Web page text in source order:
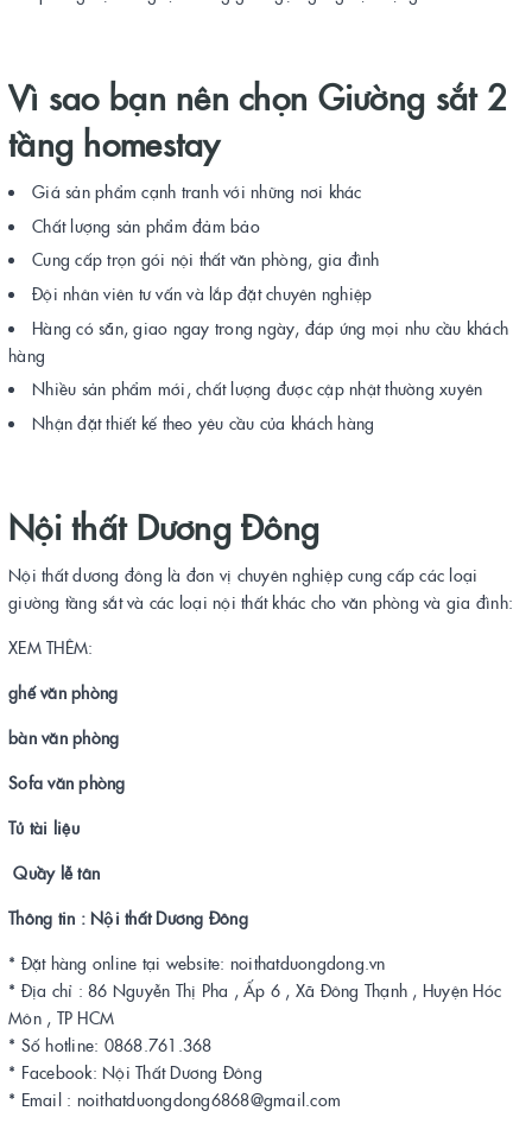
Vì sao bạn nên chọn Giường sắt 2
tầng homestay
Giá sản phẩm cạnh tranh với những nơi khác
Chất lượng sản phẩm đảm bảo
Cung cấp trọn gói nội thất văn phòng, gia đình
Đội nhân viên tư vấn và lắp đặt chuyên nghiệp
Hàng có sẵn, giao ngay trong ngày, đáp ứng mọi nhu cầu khách
hàng
Nhiều sản phẩm mới, chất lượng được cập nhật thường xuyên
Nhận đặt thiết kế theo yêu cầu của khách hàng
Nội thất Dương Đông
Nội thất dương đông là đơn vị chuyên nghiệp cung cấp các loại
giường tầng sắt và các loại nội thất khác cho văn phòng và gia đình:
XEM THÊM:
ghế văn phòng
bàn văn phòng
Sofa văn phòng
Tủ tài liệu
Quầy lễ tân
Thông tin : Nội thất Dương Đông
* Đặt hàng online tại website: noithatduongdong.vn
* Địa chỉ : 86 Nguyễn Thị Pha , Ấp 6 , Xã Đông Thạnh , Huyện Hóc
Môn , TP HCM
* Số hotline: 0868.761.368
* Facebook: Nội Thất Dương Đông
* Email : noithatduongdong6868@gmail.com